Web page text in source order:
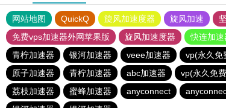
网站地图 QuickQ 旋风加速度器 旋风加速
免费vps加速器外网苹果版
旋风加速度器 快连加速
青柠加速器
银河加速器 veee加速器 vp(永久免
原子加速器
青柠加速器 abc加速器 vp(永久免
荔枝加速器
蜜蜂加速器 anyconnect